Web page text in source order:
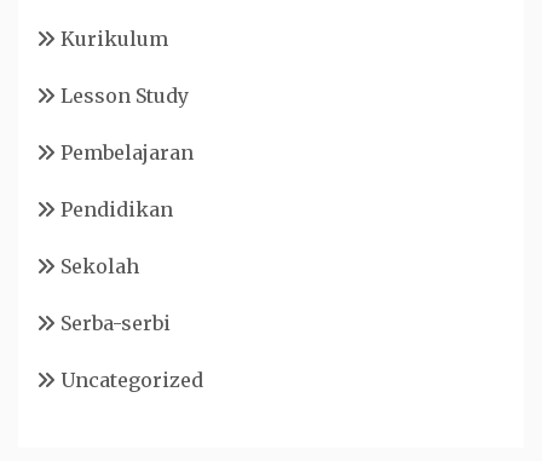
Kurikulum
Lesson Study
Pembelajaran
Pendidikan
Sekolah
Serba-serbi
Uncategorized